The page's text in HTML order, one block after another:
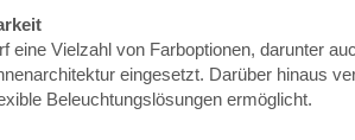
eine Vielzahl von Farboptionen, darunter
eingesetzt. Darüber hinaus
Beleuchtungslösungen ermöglicht.